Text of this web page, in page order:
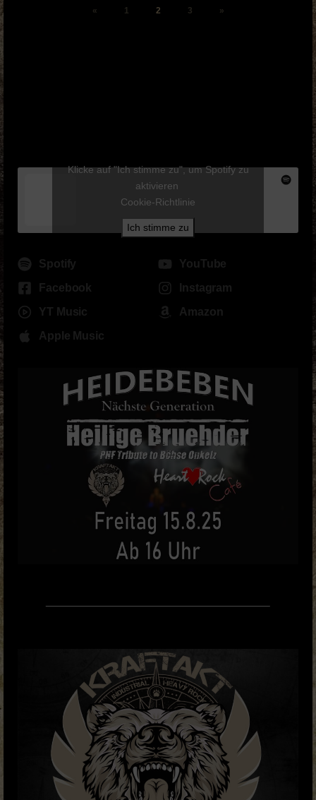
« 1 2 3 »
Klicke auf "Ich stimme zu", um Spotify zu
aktivieren
Cookie-Richtlinie
Ich stimme zu
Spotify
YouTube
Facebook
Instagram
YT Music
Amazon
Apple Music